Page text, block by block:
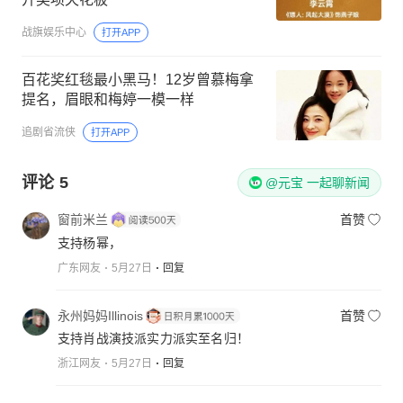
战旗娱乐中心 打开APP
百花奖红毯最小黑马！12岁曾慕梅拿
提名，眉眼和梅婷一模一样
追剧省流侠 打开APP
评论 5 @元宝 一起聊新闻
窗前米兰
首赞
支持杨幂，
广东网友 5月27日 回复
永州妈妈Illinois
首赞
支持肖战演技派实力派实至名归！
浙江网友 5月27日 回复